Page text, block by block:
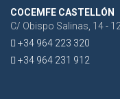
COCEMFE CASTELLÓN
C/ Obispo Salinas, 14 -
+34 964 223 320
+34 964 231 912